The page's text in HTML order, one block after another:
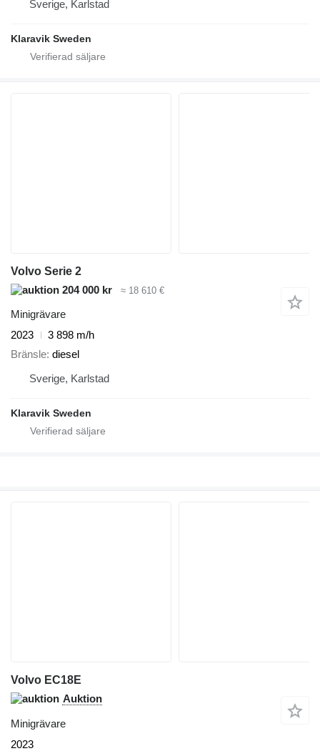
Sverige, Karlstad
Klaravik Sweden
Volvo Serie 2
204 000 kr
≈ 18 610 €
Minigrävare
2023
3 898 m/h
Bränsle diesel
Sverige, Karlstad
Klaravik Sweden
Volvo EC18E
Auktion
Minigrävare
2023